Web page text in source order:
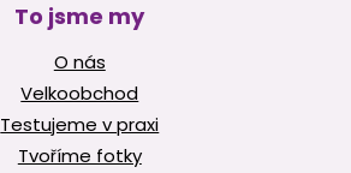
To jsme my
O nás
Velkoobchod
Testujeme v praxi
Tvoříme fotky